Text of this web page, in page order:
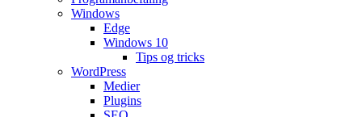
Windows
Edge
Windows 10
Tips og tricks
WordPress
Medier
Plugins